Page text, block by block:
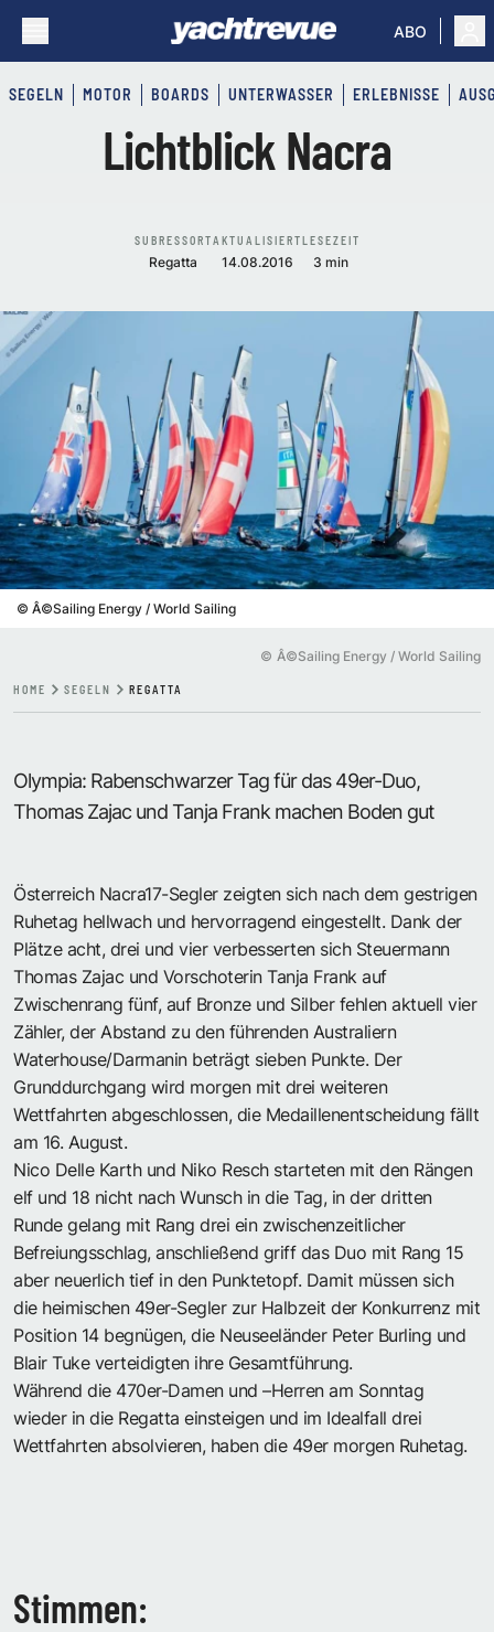
ABO
SEGELN MOTOR BOARDS UNTERWASSER ERLEBNISSE
Lichtblick Nacra
SUBRESSORT
Regatta
AKTUALISIERT
14.08.2016
LESEZEIT
3 min
© Â©Sailing Energy / World Sailing
© Â©Sailing Energy / World Sailing
HOME SEGELN REGATTA
Olympia: Rabenschwarzer Tag für das 49er-Duo,
Thomas Zajac und Tanja Frank machen Boden gut
Österreich Nacra17-Segler zeigten sich nach dem gestrigen
Ruhetag hellwach und hervorragend eingestellt. Dank der
Plätze acht, drei und vier verbesserten sich Steuermann
Thomas Zajac und Vorschoterin Tanja Frank auf
Zwischenrang fünf, auf Bronze und Silber fehlen aktuell vier
Zähler, der Abstand zu den führenden Australiern
Waterhouse/Darmanin beträgt sieben Punkte. Der
Grunddurchgang wird morgen mit drei weiteren
Wettfahrten abgeschlossen, die Medaillenentscheidung fällt
am 16. August.
Nico Delle Karth und Niko Resch starteten mit den Rängen
elf und 18 nicht nach Wunsch in die Tag, in der dritten
Runde gelang mit Rang drei ein zwischenzeitlicher
Befreiungsschlag, anschließend griff das Duo mit Rang 15
aber neuerlich tief in den Punktetopf. Damit müssen sich
die heimischen 49er-Segler zur Halbzeit der Konkurrenz mit
Position 14 begnügen, die Neuseeländer Peter Burling und
Blair Tuke verteidigten ihre Gesamtführung.
Während die 470er-Damen und –Herren am Sonntag
wieder in die Regatta einsteigen und im Idealfall drei
Wettfahrten absolvieren, haben die 49er morgen Ruhetag.
Stimmen: